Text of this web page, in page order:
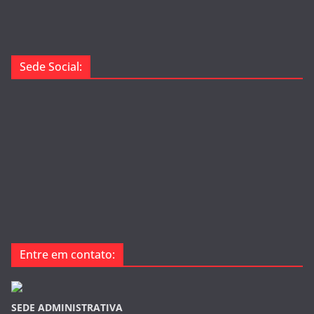
Sede Social:
Entre em contato:
SEDE ADMINISTRATIVA